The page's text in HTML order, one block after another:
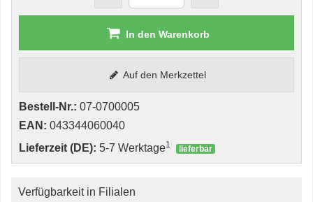
In den Warenkorb
Auf den Merkzettel
Bestell-Nr.: 07-0700005
EAN: 043344060040
Lieferzeit (DE): 5-7 Werktage1 lieferbar
Verfügbarkeit in Filialen